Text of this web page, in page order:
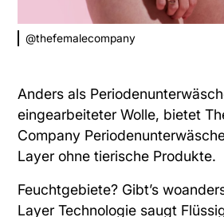
@thefemalecompany
Anders als
eingearbeiteter Wolle, bietet
Company
Layer ohne tierische Produkte.
Feuchtgebiete? Gibt’s
Layer Technologie saugt